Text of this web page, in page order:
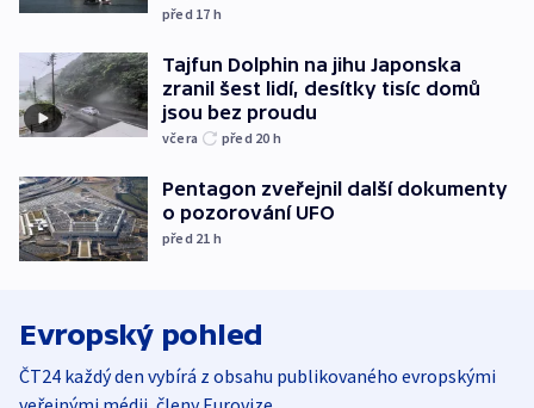
před 17 h
Tajfun Dolphin na jihu Japonska
zranil šest lidí, desítky tisíc domů
jsou bez proudu
včera před 20 h
Pentagon zveřejnil další dokumenty
o pozorování UFO
před 21 h
Evropský pohled
ČT24 každý den vybírá z obsahu publikovaného evropskými